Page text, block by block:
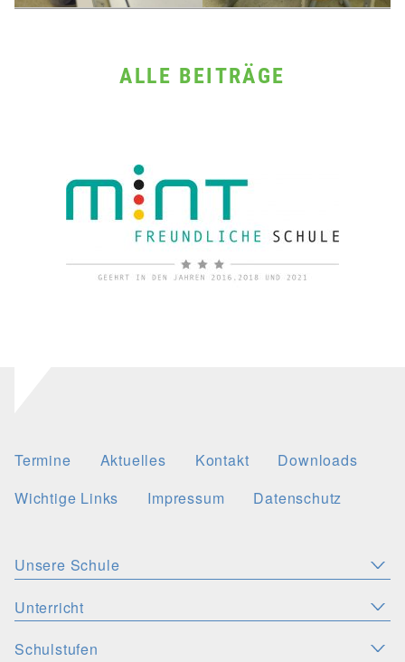
ALLE BEITRÄGE
Termine Aktuelles Kontakt
Downloads
Wichtige Links
Impressum Datenschutz
Unsere Schule
Aktuelles
KONZEPTE
Christliche Akzente
PERSONEN
Unterricht
SPRACHEN
Schulstufen